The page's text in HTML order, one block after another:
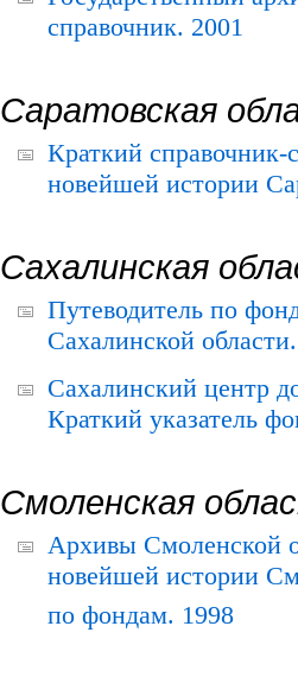
справочник. 2001
Саратовская
Краткий
новейшей истории
Сахалинская
Путеводитель по
Сахалинской
Сахалинский центр
Краткий указатель
Смоленская
Архивы Смоленской
новейшей истории
по фондам. 1998